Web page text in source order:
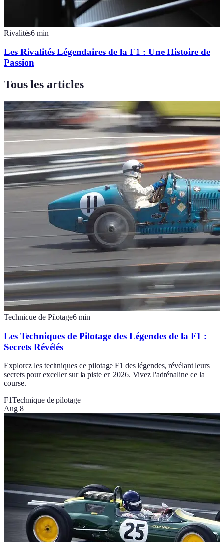
Rivalités6 min
Les Rivalités Légendaires de la F1 : Une Histoire de
Passion
Tous les articles
Technique de Pilotage6 min
Les Techniques de Pilotage des Légendes de la F1 :
Secrets Révélés
Explorez les techniques de pilotage F1 des légendes, révélant leurs
secrets pour exceller sur la piste en 2026. Vivez l'adrénaline de la
course.
F1Technique de pilotage
Aug 8